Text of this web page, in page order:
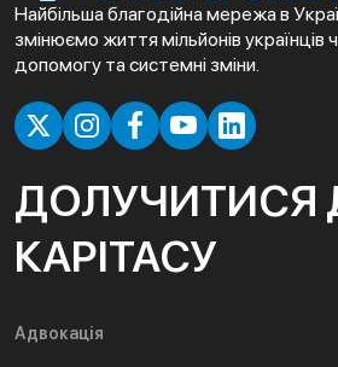
Найбільша благодійна мережа в
змінюємо життя мільйонів українців
допомогу та системні зміни.
ДОЛУЧИТИСЯ
КАРІТАСУ
Адвокація